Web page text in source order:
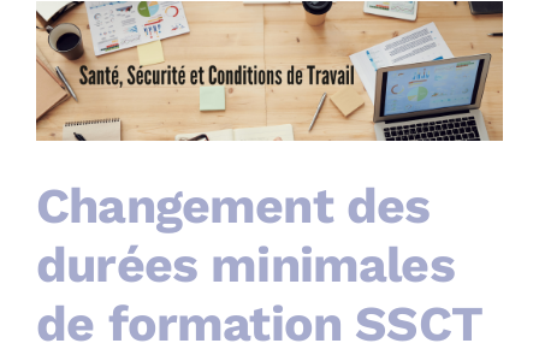
candidats.
Changement des
durées minimales
de formation SSCT